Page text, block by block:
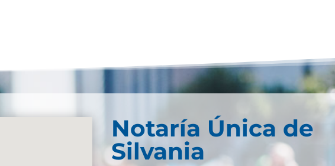
Notaría Única de
Silvania